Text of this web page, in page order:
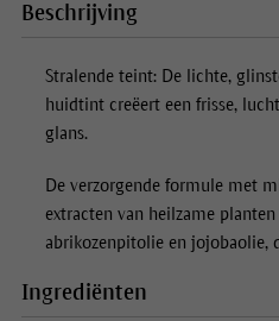
Beschrijving
Stralende teint: De lichte,
huidtint creëert een frisse,
glans.
De verzorgende formule met
extracten van heilzame
abrikozenpitolie en jojobaolie,
Ingrediënten